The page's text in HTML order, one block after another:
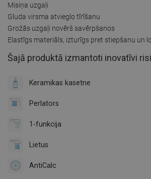
Misiņa uzgaļi
Gluda virsma atvieglo tīrīšanu
Grožās uzgaļi novērš savērpšanos
Elastīgs materiāls, izturīgs pret stiepšanu un
Šajā produktā izmantoti inovatīvi
Keramikas kasetne
Perlators
1-funkcija
Lietus
AntiCalc